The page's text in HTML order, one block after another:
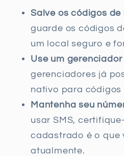
Salve os códigos de
guarde os códigos
um local seguro e
Use um gerenciador
gerenciadores já
nativo para códigos
Mantenha seu
usar SMS,
cadastrado é o que
atualmente.